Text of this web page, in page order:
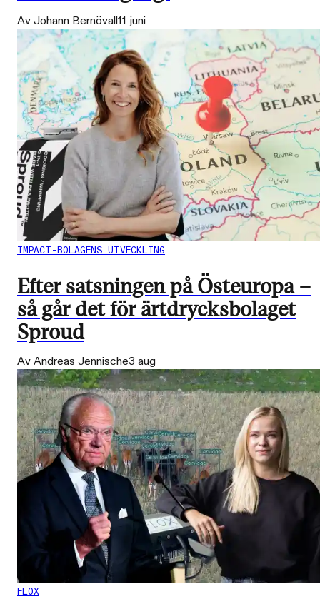
Av Johann Bernövall11 juni
IMPACT-BOLAGENS UTVECKLING
Efter satsningen på Östeuropa –
så går det för ärtdrycksbolaget
Sproud
Av Andreas Jennische3 aug
FLOX